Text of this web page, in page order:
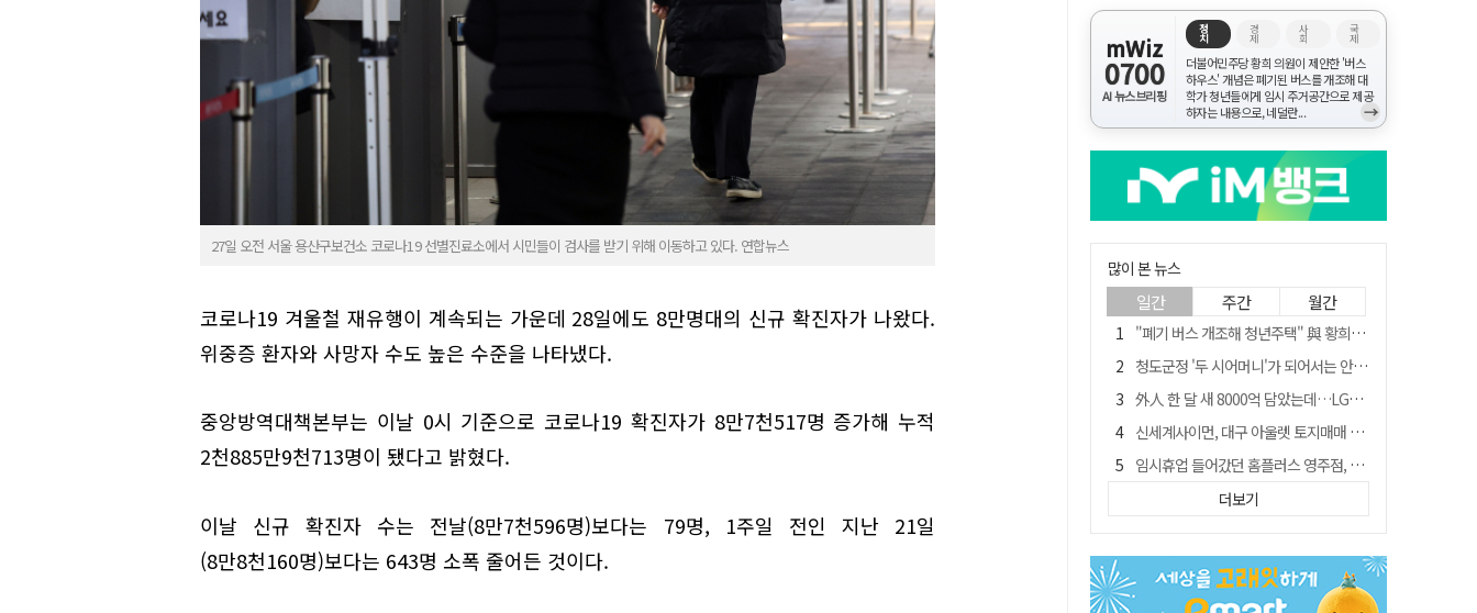
27일 오전 서울 용산구보건소 코로나19 선별진료소에서 시민들이 검사를 받기 위해 이동하고 있다. 연합뉴스
코로나19 겨울철 재유행이 계속되는 가운데 28일에도 8만명대의 신규 확진자가 나왔다.
위중증 환자와 사망자 수도 높은 수준을 나타냈다.
중앙방역대책본부는 이날 0시 기준으로 코로나19 확진자가 8만7천517명 증가해 누적
2천885만9천713명이 됐다고 밝혔다.
이날 신규 확진자 수는 전날(8만7천596명)보다는 79명, 1주일 전인 지난 21일
(8만8천160명)보다는 643명 소폭 줄어든 것이다.
mWiz
0700
AI 뉴스브리핑
정
치
경
제
사
회
국
제
더불어민주당 황희 의원이 제안한 '버스
하우스' 개념은 폐기된 버스를 개조해 대
학가 청년들에게 임시 주거공간으로 제공
하자는 내용으로, 네덜란...
→
많이 본 뉴스
일간 주간 월간
"폐기 버스 개조해 청년주택" 與 황희…'딸 학비는 年 4200만원'
청도군정 '두 시어머니'가 되어서는 안된다
外人 한 달 새 8000억 담았는데…LG이노텍 목표주가는 왜 엇갈릴까
신세계사이먼, 대구 아울렛 토지매매 계약 체결… 사업 본궤도
임시휴업 들어갔던 홈플러스 영주점, 7일 영업 재개…지하 1층만 운영
이의준 전 경북도 새마을봉사과장, 제28대 울릉군 부군수 취임
전북 경찰 간부 '女교사 몰카' 아들 폰 부수고…"처벌 못하는 사안" 내부망에 글
"상법개정해도 주주가 '봉'"…하이닉스 솔리다임 상장설에 술렁[개미와글와글]
더보기